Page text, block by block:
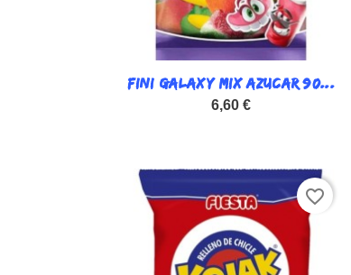
Vista rápida
FINI GALAXY MIX AZUCAR 90...
6,60 €
favorite_border